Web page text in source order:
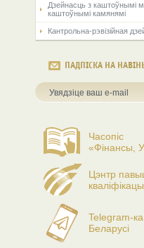
Дзейнасць з каштоўнымі
каштоўнымі камянямі
Кантрольна-рэвізійная
ПАДПІСКА НА
Часопіс
«Фінансы,
Цэнтр
Telegram-
Беларусі